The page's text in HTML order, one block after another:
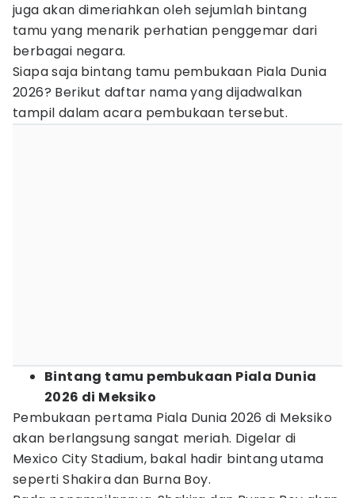
juga akan dimeriahkan oleh sejumlah bintang
tamu yang menarik perhatian penggemar dari
berbagai negara.
Siapa saja bintang tamu pembukaan Piala Dunia
2026? Berikut daftar nama yang dijadwalkan
tampil dalam acara pembukaan tersebut.
Bintang tamu pembukaan Piala Dunia
2026 di Meksiko
Pembukaan pertama Piala Dunia 2026 di Meksiko
akan berlangsung sangat meriah. Digelar di
Mexico City Stadium, bakal hadir bintang utama
seperti Shakira dan Burna Boy.